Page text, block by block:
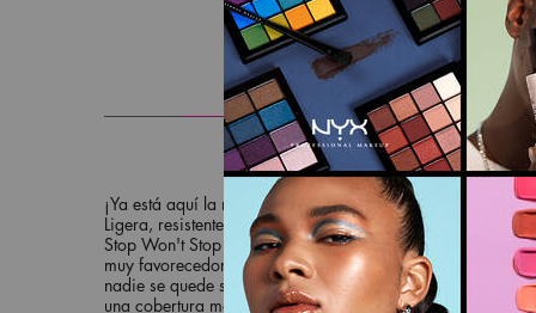
DESCRIPCIÓN
¡Ya está aquí la nueva base de maquillaje Can't Stop Won't
Ligera, resistente al agua y de larga duración, esta base
Stop Won't Stop aguanta impecable en tu rostro durante
muy favorecedora y no deja marca, además está
nadie se quede sin la suya. Gracias a su textura cremosa,
una cobertura mate y un color que se mantiene sin moverse